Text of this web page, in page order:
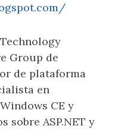
Group de
de plataforma
en
CE y
sobre ASP.NET y